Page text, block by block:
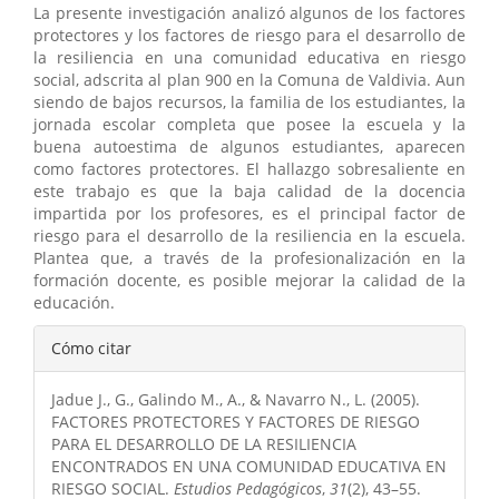
La presente investigación analizó algunos de los factores
protectores y los factores de riesgo para el desarrollo de
la resiliencia en una comunidad educativa en riesgo
social, adscrita al plan 900 en la Comuna de Valdivia. Aun
siendo de bajos recursos, la familia de los estudiantes, la
jornada escolar completa que posee la escuela y la
buena autoestima de algunos estudiantes, aparecen
como factores protectores. El hallazgo sobresaliente en
este trabajo es que la baja calidad de la docencia
impartida por los profesores, es el principal factor de
riesgo para el desarrollo de la resiliencia en la escuela.
Plantea que, a través de la profesionalización en la
formación docente, es posible mejorar la calidad de la
educación.
Detalles
del
artículo
Cómo citar
Jadue J., G., Galindo M., A., & Navarro N., L. (2005).
FACTORES PROTECTORES Y FACTORES DE RIESGO
PARA EL DESARROLLO DE LA RESILIENCIA
ENCONTRADOS EN UNA COMUNIDAD EDUCATIVA EN
RIESGO SOCIAL. Estudios Pedagógicos, 31(2), 43–55.